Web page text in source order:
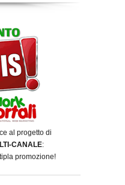
al progetto di
CANALE:
promozione!